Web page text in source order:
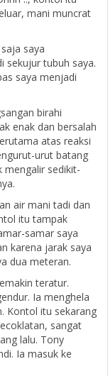
mani muncrat
saya
sekujur tubuh saya.
saya menjadi
birahi
enak dan bersalah
atas reaksi
urut batang
mengalir sedikit-
air mani tadi dan
itu tampak
samar saya
karena jarak saya
dua meteran.
teratur.
Ia menghela
Kontol itu sekarang
sangat
lalu. Tony
Ia masuk ke